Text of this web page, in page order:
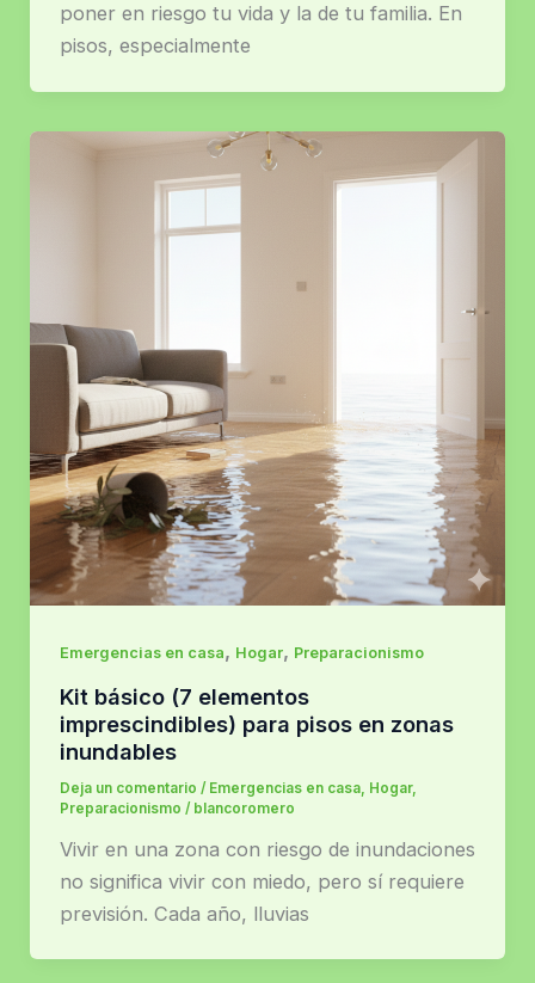
poner en riesgo tu vida y la de tu familia. En
pisos, especialmente
Emergencias en casa, Hogar, Preparacionismo
Kit básico (7 elementos
imprescindibles) para pisos en zonas
inundables
Deja un comentario / Emergencias en casa, Hogar,
Preparacionismo / blancoromero
Vivir en una zona con riesgo de inundaciones
no significa vivir con miedo, pero sí requiere
previsión. Cada año, lluvias